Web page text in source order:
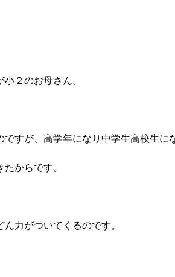
２のお母さん。
すが、高学年になり中学生高校生に
からです。
力がついてくるのです。